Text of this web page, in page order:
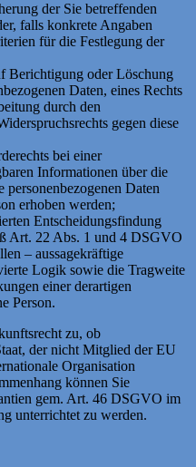
der Sie betreffenden
falls konkrete Angaben
für die Festlegung der
Berichtigung oder Löschung
Daten, eines Rechts
durch den
gegen diese
bei einer
Informationen über die
Daten
erhoben werden;
Entscheidungsfindung
Art. 22 Abs. 1 und 4 DSGVO
– aussagekräftige
Logik sowie die Tragweite
einer derartigen
Person.
zu, ob
der nicht Mitglied der EU
Organisation
können Sie
gem. Art. 46 DSGVO im
unterrichtet zu werden.